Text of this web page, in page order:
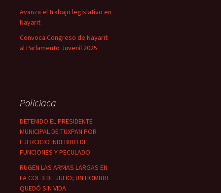
Avanza el trabajo legislativo en
Nayarit
Convoca Congreso de Nayarit
al Parlamento Juvenil 2025
Policiaca
DETENIDO EL PRESIDENTE
MUNICIPAL DE TUXPAN POR
EJERCICIO INDEBIDO DE
FUNCIONES Y PECULADO
RUGEN LAS ARMAS LARGAS EN
LA COL 3 DE JULIO; UN HOMBRE
QUEDÓ SIN VIDA